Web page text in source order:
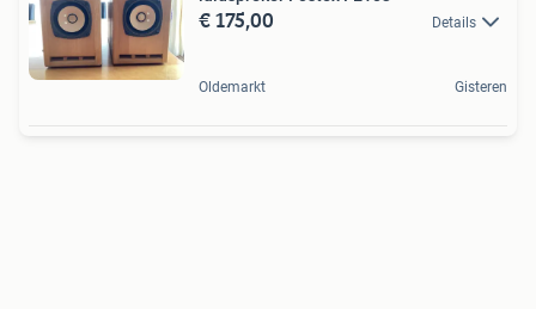
€ 175,00 Details
Oldemarkt Gisteren